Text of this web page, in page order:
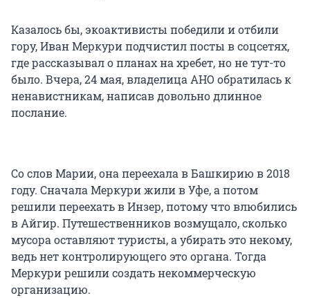
Казалось бы, экоактивисты победили и отбили
гору, Иван Меркури подчистил посты в соцсетях,
где рассказывал о планах на хребет, но не тут-то
было. Вчера, 24 мая, владелица АНО обратилась к
ненавистникам, написав довольно длинное
послание.
Со слов Марии, она переехала в Башкирию в 2018
году. Сначала Меркури жили в Уфе, а потом
решили переехать в Инзер, потому что влюбились
в Айгир. Путешественников возмущало, сколько
мусора оставляют туристы, а убирать это некому,
ведь нет контролирующего это органа. Тогда
Меркури решили создать некоммерческую
организацию.